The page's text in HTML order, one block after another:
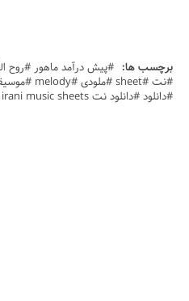
برچسب ها: #پیش درآمد ماهور #روح
#دانلود #دانلود نت tar sheets irani music sheets